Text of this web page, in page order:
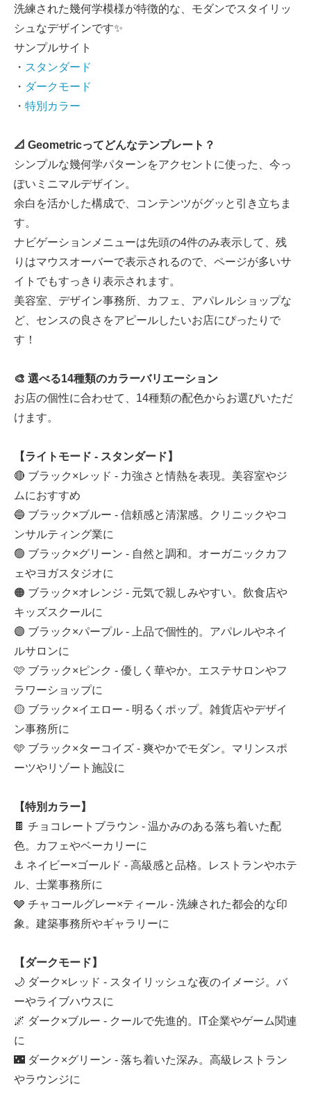
洗練された幾何学模様が特徴的な、モダンでスタイリッ
シュなデザインです✨
サンプルサイト
・ スタンダード
・ ダークモード
・ 特別カラー
📐 Geometricってどんなテンプレート？
シンプルな幾何学パターンをアクセントに使った、今っ
ぽいミニマルデザイン。
余白を活かした構成で、コンテンツがグッと引き立ちま
す。
ナビゲーションメニューは先頭の4件のみ表示して、残
りはマウスオーバーで表示されるので、ページが多いサ
イトでもすっきり表示されます。
美容室、デザイン事務所、カフェ、アパレルショップな
ど、センスの良さをアピールしたいお店にぴったりで
す！
🎨 選べる14種類のカラーバリエーション
お店の個性に合わせて、14種類の配色からお選びいただ
けます。
【ライトモード - スタンダード】
🔴 ブラック×レッド - 力強さと情熱を表現。美容室やジ
ムにおすすめ
🔵 ブラック×ブルー - 信頼感と清潔感。クリニックやコ
ンサルティング業に
🟢 ブラック×グリーン - 自然と調和。オーガニックカフ
ェやヨガスタジオに
🟠 ブラック×オレンジ - 元気で親しみやすい。飲食店や
キッズスクールに
🟣 ブラック×パープル - 上品で個性的。アパレルやネイ
ルサロンに
🩷 ブラック×ピンク - 優しく華やか。エステサロンやフ
ラワーショップに
🟡 ブラック×イエロー - 明るくポップ。雑貨店やデザイ
ン事務所に
🩵 ブラック×ターコイズ - 爽やかでモダン。マリンスポ
ーツやリゾート施設に
【特別カラー】
🍫 チョコレートブラウン - 温かみのある落ち着いた配
色。カフェやベーカリーに
⚓ ネイビー×ゴールド - 高級感と品格。レストランやホテ
ル、士業事務所に
🩶 チャコールグレー×ティール - 洗練された都会的な印
象。建築事務所やギャラリーに
【ダークモード】
🌙 ダーク×レッド - スタイリッシュな夜のイメージ。バ
ーやライブハウスに
🌌 ダーク×ブルー - クールで先進的。IT企業やゲーム関連
に
🌃 ダーク×グリーン - 落ち着いた深み。高級レストラン
やラウンジに